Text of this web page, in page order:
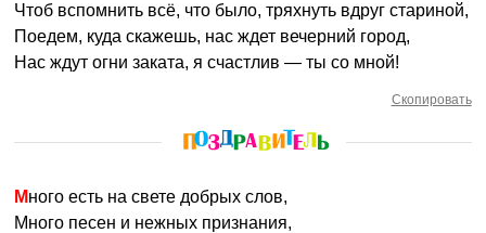
Чтоб вспомнить всё, что было, тряхнуть вдруг стариной,
Поедем, куда скажешь, нас ждет вечерний город,
Нас ждут огни заката, я счастлив — ты со мной!
Скопировать
Много есть на свете добрых слов,
Много песен и нежных признания,